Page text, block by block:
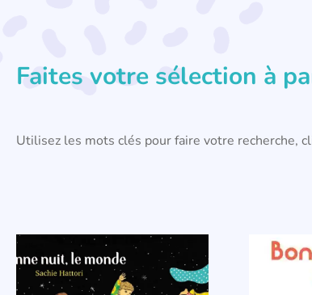
Faites votre sélection à
Utilisez les mots clés pour faire votre recherche,